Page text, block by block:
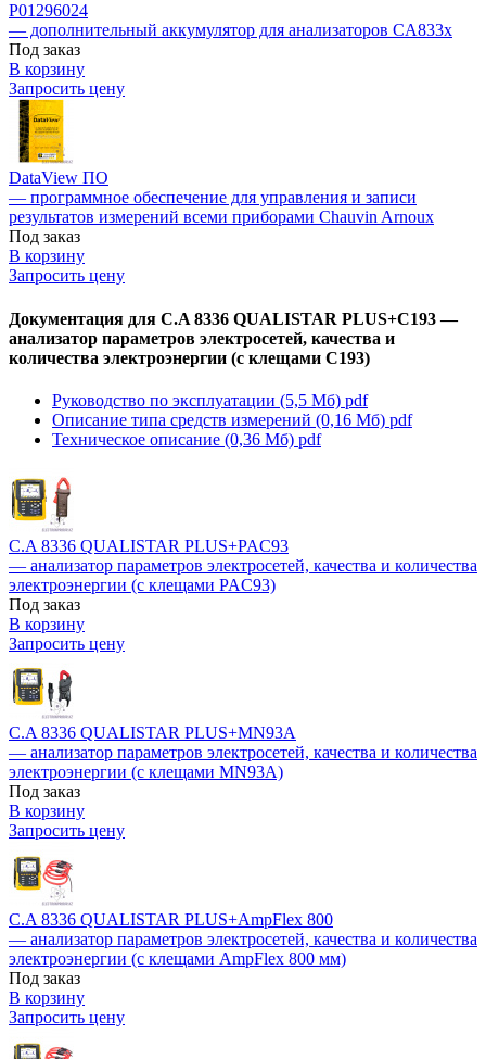
P01296024
— дополнительный аккумулятор для анализаторов CA833x
Под заказ
В корзину
Запросить цену
DataView ПО
— программное обеспечение для управления и записи
результатов измерений всеми приборами Chauvin Arnoux
Под заказ
В корзину
Запросить цену
Документация для C.A 8336 QUALISTAR PLUS+C193 —
анализатор параметров электросетей, качества и
количества электроэнергии (с клещами C193)
Руководство по эксплуатации (5,5 Мб) pdf
Описание типа средств измерений (0,16 Мб) pdf
Техническое описание (0,36 Мб) pdf
C.A 8336 QUALISTAR PLUS+PAC93
— анализатор параметров электросетей, качества и количества
электроэнергии (с клещами PAC93)
Под заказ
В корзину
Запросить цену
C.A 8336 QUALISTAR PLUS+MN93A
— анализатор параметров электросетей, качества и количества
электроэнергии (с клещами MN93A)
Под заказ
В корзину
Запросить цену
C.A 8336 QUALISTAR PLUS+AmpFlex 800
— анализатор параметров электросетей, качества и количества
электроэнергии (с клещами AmpFlex 800 мм)
Под заказ
В корзину
Запросить цену